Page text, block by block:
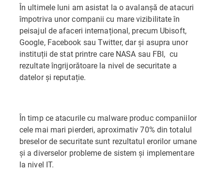
În ultimele luni am asistat la o avalanșă de atacuri
împotriva unor companii cu mare vizibilitate în
peisajul de afaceri internațional, precum Ubisoft,
Google, Facebook sau Twitter, dar și asupra unor
instituții de stat printre care NASA sau FBI, cu
rezultate îngrijorătoare la nivel de securitate a
datelor și reputație.
În timp ce atacurile cu malware produc companiilor
cele mai mari pierderi, aproximativ 70% din totalul
breselor de securitate sunt rezultatul erorilor umane
și a diverselor probleme de sistem și implementare
la nivel IT.